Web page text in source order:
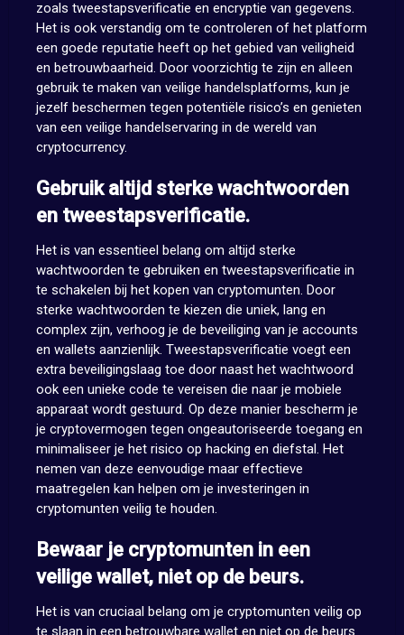
zoals tweestapsverificatie en encryptie van gegevens.
Het is ook verstandig om te controleren of het platform
een goede reputatie heeft op het gebied van veiligheid
en betrouwbaarheid. Door voorzichtig te zijn en alleen
gebruik te maken van veilige handelsplatforms, kun je
jezelf beschermen tegen potentiële risico’s en genieten
van een veilige handelservaring in de wereld van
cryptocurrency.
Gebruik altijd sterke wachtwoorden
en tweestapsverificatie.
Het is van essentieel belang om altijd sterke
wachtwoorden te gebruiken en tweestapsverificatie in
te schakelen bij het kopen van cryptomunten. Door
sterke wachtwoorden te kiezen die uniek, lang en
complex zijn, verhoog je de beveiliging van je accounts
en wallets aanzienlijk. Tweestapsverificatie voegt een
extra beveiligingslaag toe door naast het wachtwoord
ook een unieke code te vereisen die naar je mobiele
apparaat wordt gestuurd. Op deze manier bescherm je
je cryptovermogen tegen ongeautoriseerde toegang en
minimaliseer je het risico op hacking en diefstal. Het
nemen van deze eenvoudige maar effectieve
maatregelen kan helpen om je investeringen in
cryptomunten veilig te houden.
Bewaar je cryptomunten in een
veilige wallet, niet op de beurs.
Het is van cruciaal belang om je cryptomunten veilig op
te slaan in een betrouwbare wallet en niet op de beurs